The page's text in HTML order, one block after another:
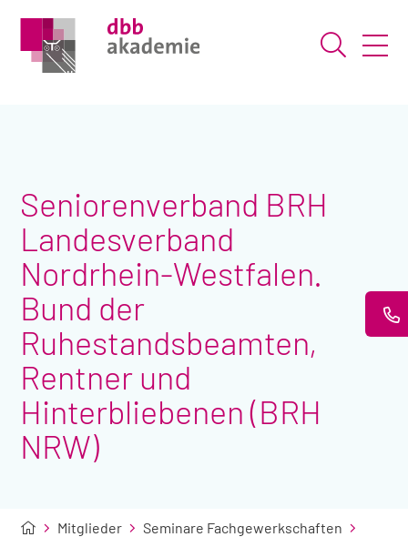
Suche
Seniorenverband BRH
Landesverband
Nordrhein-Westfalen.
Bund der
Ruhestandsbeamten,
Rentner und
Hinterbliebenen (BRH
NRW)
Mitglieder
Seminare Fachgewerkschaften